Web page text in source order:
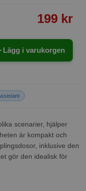
199 kr
Lägg i varukorgen
scenarier, hjälper
är kompakt och
inklusive den
gör den idealisk för